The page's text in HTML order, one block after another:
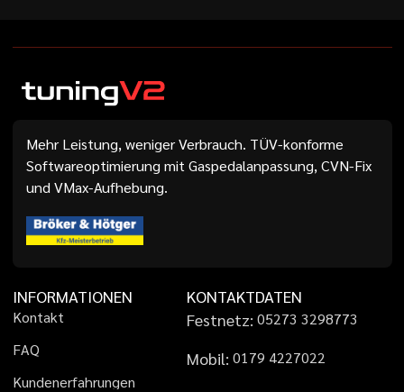
Mehr Leistung, weniger Verbrauch. TÜV-konforme
Softwareoptimierung mit Gaspedalanpassung, CVN-Fix
und VMax-Aufhebung.
INFORMATIONEN
Kontakt
FAQ
Kundenerfahrungen
KONTAKTDATEN
Festnetz: 05273 3298773
Mobil: 01 79 4227022